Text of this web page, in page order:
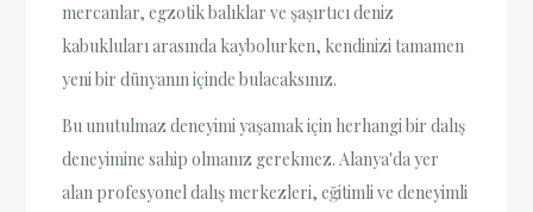
mercanlar, egzotik balıklar ve şaşırtıcı deniz
kabukluları arasında kaybolurken, kendinizi tamamen
yeni bir dünyanın içinde bulacaksınız.
Bu unutulmaz deneyimi yaşamak için herhangi bir dalış
deneyimine sahip olmanız gerekmez. Alanya'da yer
alan profesyonel dalış merkezleri, eğitimli ve deneyimli